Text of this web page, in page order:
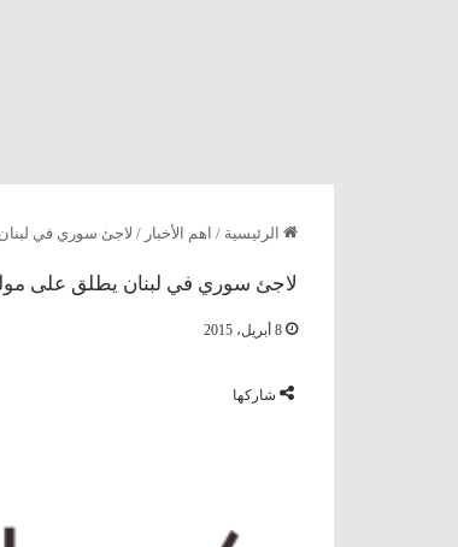
الرئيسية / اهم الأخبار / لاجئ سوري في
لاجئ سوري في لبنان يطلق على
8 أبريل، 2015
شاركها